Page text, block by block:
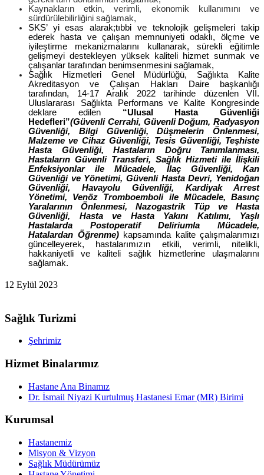
Kaynakların etkin, verimli, ekonomik kullanımını ve
sürdürülebilirliğini sağlamak,
SKS’ yi esas alarak;tıbbi ve teknolojik gelişmeleri takip
ederek
hasta ve çalışan memnuniyeti odaklı, ölçme ve
iyileştirme mekanizmalarını kullanarak, sürekli eğitimle
gelişmeyi destekleyen yüksek kaliteli hizmet sunmak ve
çalışanlar tarafından benimsenmesini sağlamak,
Sağlık Hizmetleri Genel Müdürlüğü, Sağlıkta Kalite
Akreditasyon ve Çalışan Hakları Daire başkanlığı
tarafından, 14-17 Aralık 2022 tarihinde düzenlen VII.
Uluslararası Sağlıkta Performans ve Kalite Kongresinde
deklare edilen “Ulusal Hasta Güvenliği
Hedefleri”(Güvenli Cerrahi, Güvenli Doğum, Radyasyon
Güvenliği, Bilgi Güvenliği, Düşmelerin Önlenmesi,
Malzeme ve Cihaz Güvenliği, Tesis Güvenliği, Teşhiste
Hasta Güvenliği, Hastaların Doğru Tanımlanması,
Hastaların Güvenli Transferi, Sağlık Hizmeti ile İlişkili
Enfeksiyonlar ile Mücadele, İlaç Güvenliği, Kan
Güvenliği ve Yönetimi, Güvenli Hasta Devri, Yenidoğan
Güvenliği, Havayolu Güvenliği, Kardiyak Arrest
Yönetimi, Venöz Tromboemboli ile Mücadele, Basınç
Yaralarının Önlenmesi, Nazogastrik Tüp ve Hasta
Güvenliği, Hasta ve Hasta Yakını Katılımı, Yaşlı
Hastalarda Postoperatif Deliriumla Mücadele,
Hatalardan Öğrenme)kapsamında kalite çalışmalarımızı
güncelleyerek, hastalarımızın etkili, verimli, nitelikli,
hakkaniyetli ve kaliteli sağlık hizmetlerine ulaşmalarını
sağlamak.
12 Eylül 2023
Sağlık Turizmi
Şehrimiz
Hizmet Binalarımız
Hastane Ana Binamız
Dr. İsmail Niyazi Kurtulmuş Hastanesi Emar (MR) Birimi
Kurumsal
Hastanemiz
Misyon & Vizyon
Sağlık Müdürümüz